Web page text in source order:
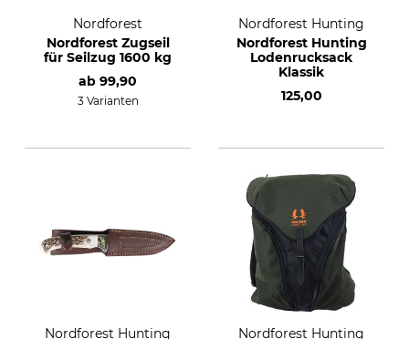
Nordforest
Nordforest Zugseil
für Seilzug 1600 kg
ab 99,90
3 Varianten
Nordforest Hunting
Nordforest Hunting
Lodenrucksack
Klassik
125,00
Nordforest Hunting
Nordforest Hunting